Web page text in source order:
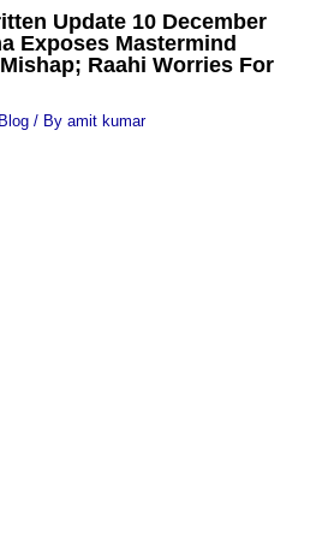
Update 10 December
Exposes Mastermind
Raahi Worries For
Blog/ By amit kumar